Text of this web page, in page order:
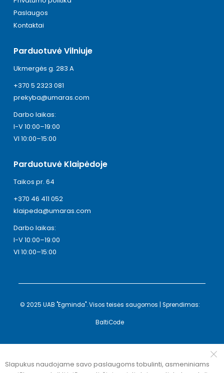
Paslaugos
Kontaktai
Parduotuvė Vilniuje
Ukmergės g. 283 A
+370 5 2323 081
prekyba@umaras.com
Darbo laikas:
I-V 10:00–19:00
VI 10:00–15:00
Parduotuvė Klaipėdoje
Taikos pr. 64
+370 46 411 052
klaipeda@umaras.com
Darbo laikas:
I-V 10:00–19:00
VI 10:00–15:00
© 2025 UAB "Egminda". Visos teisės saugomos | Sprendimas:
BaltiCode
Slapukus naudojame savo paslaugoms tobulinti, asmeniniams